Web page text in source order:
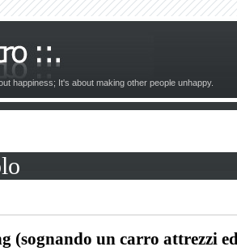
happiness; It's about making other people unhappy.
(sognando un carro attrezzi